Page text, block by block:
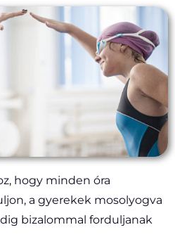
hogy minden óra
a gyerekek mosolyogva
bizalommal forduljanak